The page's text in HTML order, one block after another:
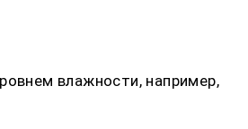
влажности, например,